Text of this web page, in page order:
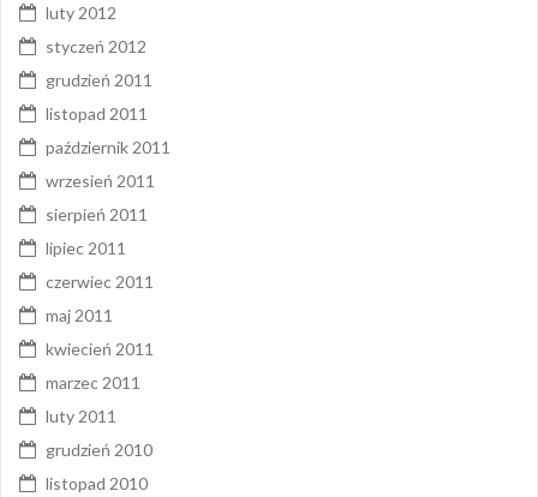
luty 2012
styczeń 2012
grudzień 2011
listopad 2011
październik 2011
wrzesień 2011
sierpień 2011
lipiec 2011
czerwiec 2011
maj 2011
kwiecień 2011
marzec 2011
luty 2011
grudzień 2010
listopad 2010